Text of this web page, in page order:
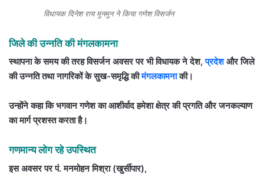
विधायक दिनेश राय मुनमुन ने किया गणेश विसर्जन
जिले की उन्नति की मंगलकामना
स्थापना के समय की तरह विसर्जन अवसर पर भी विधायक ने देश,प्रदेशऔर जिले
की उन्नति तथा नागरिकों के सुख-समृद्धि कीमंगलकामनाकी।
उन्होंने कहा कि भगवान गणेश का आशीर्वाद हमेशा क्षेत्र की प्रगति और जनकल्याण
का मार्ग प्रशस्त करता है।
गणमान्य लोग रहे उपस्थित
इस अवसर पर पं. मनमोहन मिश्रा (खुर्सीपार),